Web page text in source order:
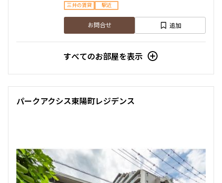
お問合せ 追加
賃料改定
199,000円15,000円
三井の賃貸 フリーレント
追加
三井の賃貸 駅近
お問合せ 追加
すべてのお部屋を表示
パークアクシス東陽町レジデンス